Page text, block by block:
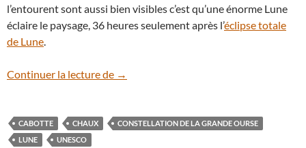
l’entourent sont aussi bien visibles c’est qu’une énorme Lune
éclaire le paysage, 36 heures seulement après l’éclipse totale
de Lune.
Continuer la lecture de La Grande Ourse et la cabotte sous la
→
CABOTTE CHAUX
CONSTELLATION DE LA GRANDE OURSE
LUNE
UNESCO